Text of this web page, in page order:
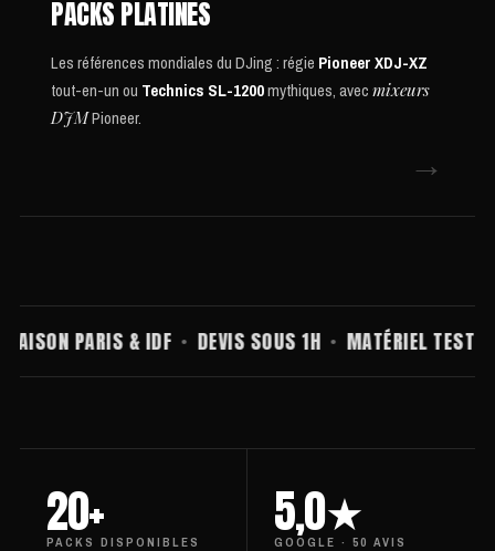
PACKS PLATINES
Les références mondiales du DJing : régie Pioneer XDJ-XZ
tout-en-un ou Technics SL-1200mythiques, avec mixeurs
DJMPioneer.
→
PARIS & IDF ● DEVIS SOUS 1H ● MATÉRIEL TESTÉ
20+
PACKS DISPONIBLES 5,0★
GOOGLE · 50 AVIS